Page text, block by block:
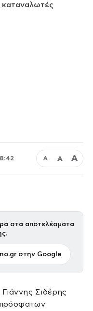
καταναλωτές
Α Α Α
στα αποτελέσματα
στην Google
Σιδέρης
πρόσφατων